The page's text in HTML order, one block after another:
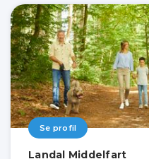
Se profil
Landal Middelfart